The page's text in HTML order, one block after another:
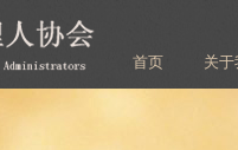
首页 关